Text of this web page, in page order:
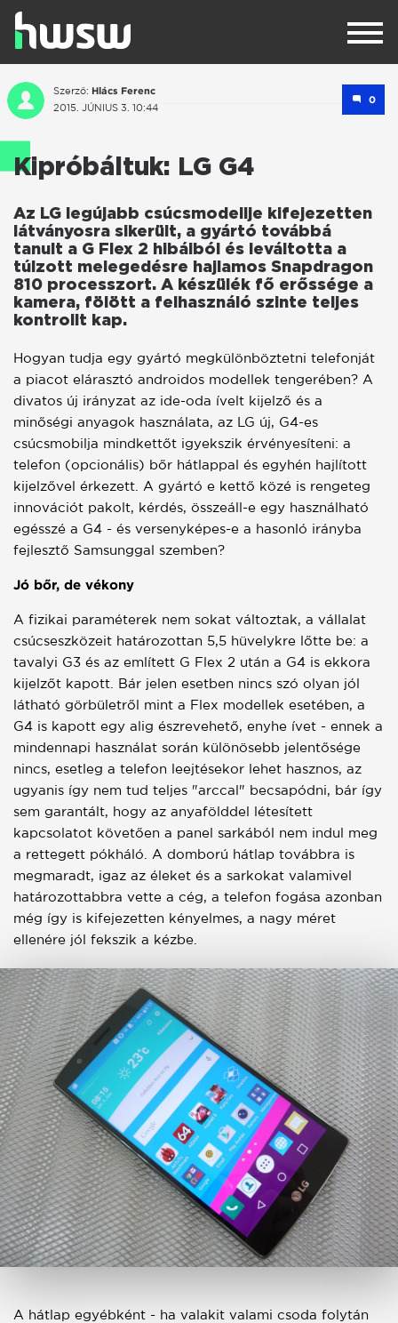
Szerző: Hlács Ferenc
2015. JÚNIUS 3. 10:44
0
Kipróbáltuk: LG G4
Az LG legújabb csúcsmodellje kifejezetten
látványosra sikerült, a gyártó továbbá
tanult a G Flex 2 hibáiból és leváltotta a
túlzott melegedésre hajlamos Snapdragon
810 processzort. A készülék fő erőssége a
kamera, fölött a felhasználó szinte teljes
kontrollt kap.
Hogyan tudja egy gyártó megkülönböztetni telefonját
a piacot elárasztó androidos modellek tengerében? A
divatos új irányzat az ide-oda ívelt kijelző és a
minőségi anyagok használata, az LG új, G4-es
csúcsmobilja mindkettőt igyekszik érvényesíteni: a
telefon (opcionális) bőr hátlappal és egyhén hajlított
kijelzővel érkezett. A gyártó e kettő közé is rengeteg
innovációt pakolt, kérdés, összeáll-e egy használható
egésszé a G4 - és versenyképes-e a hasonló irányba
fejlesztő Samsunggal szemben?
Jó bőr, de vékony
A fizikai paraméterek nem sokat változtak, a vállalat
csúcseszközeit határozottan 5,5 hüvelykre lőtte be: a
tavalyi G3 és az említett G Flex 2 után a G4 is ekkora
kijelzőt kapott. Bár jelen esetben nincs szó olyan jól
látható görbületről mint a Flex modellek esetében, a
G4 is kapott egy alig észrevehető, enyhe ívet - ennek a
mindennapi használat során különösebb jelentősége
nincs, esetleg a telefon leejtésekor lehet hasznos, az
ugyanis így nem tud teljes "arccal" becsapódni, bár így
sem garantált, hogy az anyafölddel létesített
kapcsolatot követően a panel sarkából nem indul meg
a rettegett pókháló. A domború hátlap továbbra is
megmaradt, igaz az éleket és a sarkokat valamivel
határozottabbra vette a cég, a telefon fogása azonban
még így is kifejezetten kényelmes, a nagy méret
ellenére jól fekszik a kézbe.
A hátlap egyébként - ha valakit valami csoda folytán